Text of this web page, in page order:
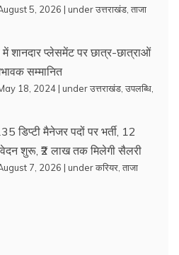
5, 2026 | underउत्तराखंड ताजा
में शानदार प्लेसमेंट पर छात्र-छात्राओं
सम्मानित
18, 2024 | underउत्तराखंड उपलब्धि
डिप्टी मैनेजर पदों पर भर्ती, 12
शुरू, ₹2 लाख तक मिलेगी सैलरी
7, 2026 | underकरियर ताजा